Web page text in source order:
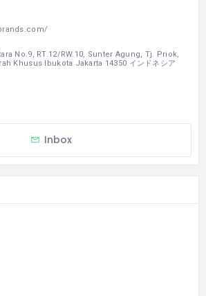
No.9, RT.12/RW.10, Sunter Agung, Tj. Priok,
Khusus Ibukota Jakarta 14350 インドネシア
Inbox